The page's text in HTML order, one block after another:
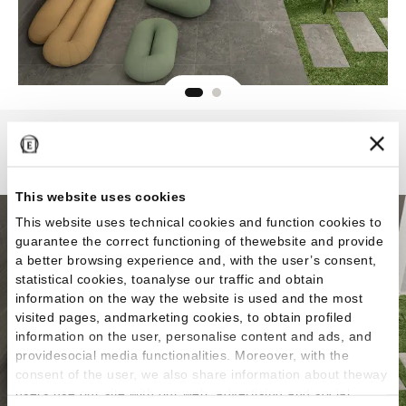
This website uses cookies
This website uses technical cookies and function cookies to
guarantee the correct functioning of thewebsite and provide
a better browsing experience and, with the user’s consent,
statistical cookies, toanalyse our traffic and obtain
information on the way the website is used and the most
visited pages, andmarketing cookies, to obtain profiled
information on the user, personalise content and ads, and
providesocial media functionalities. Moreover, with the
consent of the user, we also share information about theway
users use our site with our web, advertising and social